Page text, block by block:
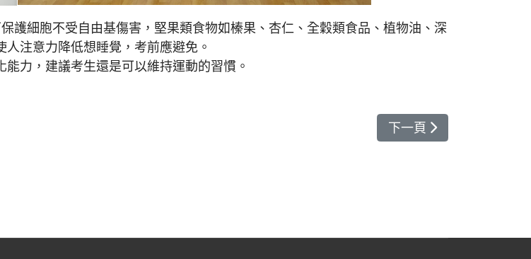
護細胞不受自由基傷害，堅果類食物如榛果、杏仁、全穀類食品、植物油、深
注意力降低想睡覺，考前應避免。
力，建議考生還是可以維持運動的習慣。
確補鐵 下一篇文章: 泡湯禦寒
下一頁